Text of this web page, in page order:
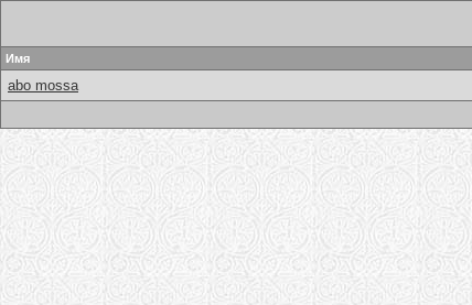
Имя
abo mossa